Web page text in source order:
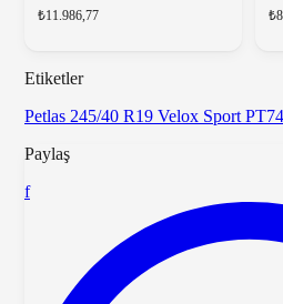
₺11.986,77
Etiketler
Petlas 245/40 R19 Velox Sport
Paylaş
f